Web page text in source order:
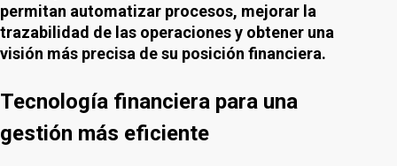
permitan automatizar procesos, mejorar la
trazabilidad de las operaciones y obtener una
visión más precisa de su posición financiera.
Tecnología financiera para una
gestión más eficiente